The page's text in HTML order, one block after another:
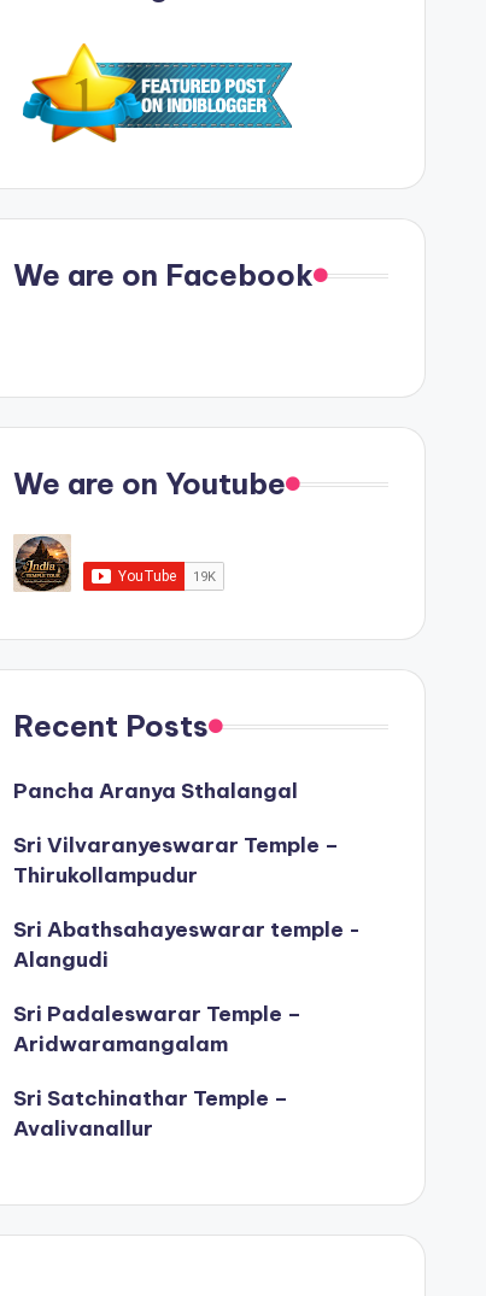
We are on Facebook
We are on Youtube
Recent Posts
Pancha Aranya Sthalangal
Sri Vilvaranyeswarar Temple –
Thirukollampudur
Sri Abathsahayeswarar temple -
Alangudi
Sri Padaleswarar Temple –
Aridwaramangalam
Sri Satchinathar Temple –
Avalivanallur